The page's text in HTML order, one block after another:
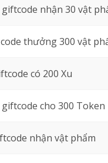
nhận 30 vật
thưởng 300 vật
có 200 Xu
cho 300 Token
nhận vật phẩm